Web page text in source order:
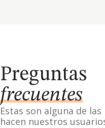
Preguntas
frecuentes
Estas son alguna de
hacen nuestros